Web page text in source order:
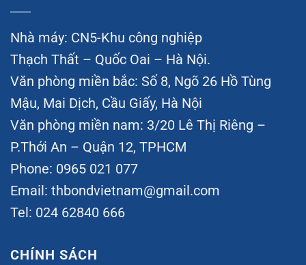
Nhà máy: CN5-Khu công nghiệp
Thạch Thất – Quốc Oai – Hà Nội.
Văn phòng miền bắc: Số 8, Ngõ 26 Hồ Tùng
Mậu, Mai Dịch, Cầu Giấy, Hà Nội
Văn phòng miền nam: 3/20 Lê Thị Riêng –
P.Thới An – Quận 12, TPHCM
Phone: 0965 021 077
Email: thbondvietnam@gmail.com
Tel: 024 62840 666
CHÍNH SÁCH